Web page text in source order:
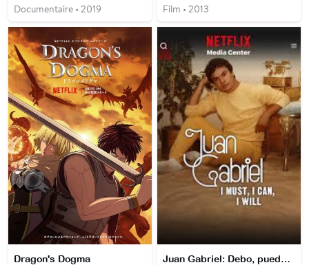
Documentaire • 2019 Film • 2013
Dragon's Dogma Juan Gabriel: Debo, puedo y quiero